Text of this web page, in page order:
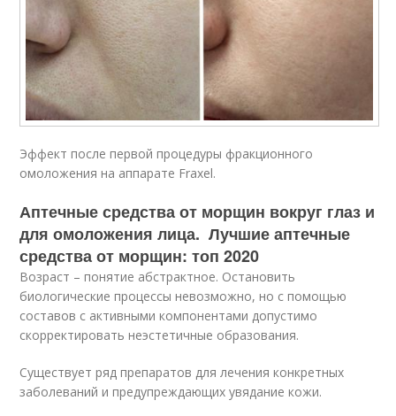
Эффект после первой процедуры фракционного
омоложения на аппарате Fraxel.
Аптечные средства от морщин вокруг глаз и
для омоложения лица. Лучшие аптечные
средства от морщин: топ 2020
Возраст – понятие абстрактное. Остановить
биологические процессы невозможно, но с помощью
составов с активными компонентами допустимо
скорректировать неэстетичные образования.
Существует ряд препаратов для лечения конкретных
заболеваний и предупреждающих увядание кожи.